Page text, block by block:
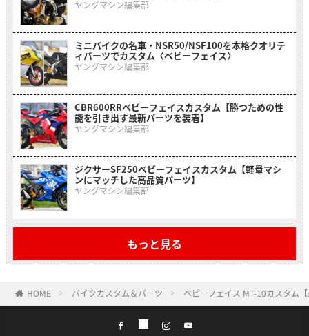
ヤングマシン編集部
ミニバイクの名車・NSR50/NSF100を本格クオリテ
ィパーツでカスタム〈ベビーフェイス〉
ヤングマシン編集部
CBR600RRベビーフェイスカスタム【勝つための性
能を引き出す最新パーツを装着】
ヤングマシン編集部
ジクサーSF250ベビーフェイスカスタム【軽量マシ
ンにマッチした高品質パーツ】
ヤングマシン編集部
もっと見る
HOME バイクカスタム＆パーツ ベビーフェイス MT-10カスタム